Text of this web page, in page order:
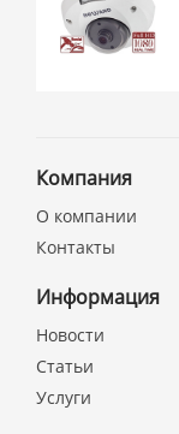
Компания
О компании
Контакты
Информация
Новости
Статьи
Услуги